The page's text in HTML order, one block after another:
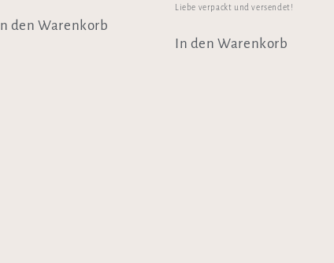
In den Warenkorb
Liebe verpackt und versendet!
In den Warenkorb